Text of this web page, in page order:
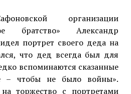
организации
братство» Александр
портрет своего деда на
что дед всегда был для
вспоминаются сказанные
– чтобы не было войны».
торжество с портретами